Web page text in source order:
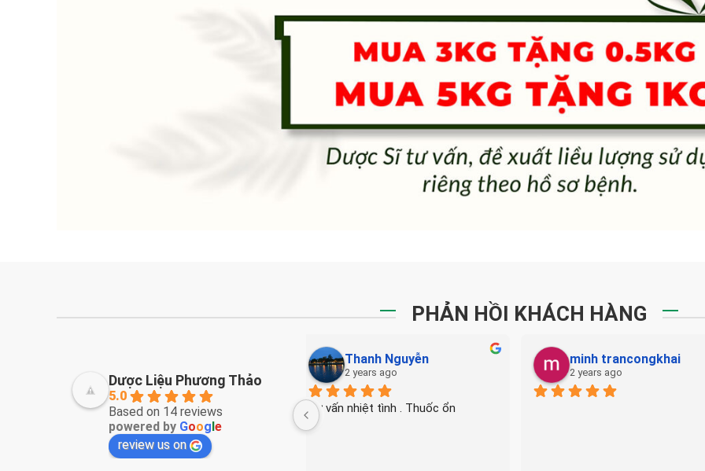
PHẢN HỒI KHÁCH HÀNG
Dược Liệu Phương Thảo
5.0
Based on 14 reviews
powered by Google
review us on
2 years ago
Tư vấn nhiệt tình . Thuốc ổn
minh trancongkhai
2 years ago
nguyenkim168 Binh
2 years ago